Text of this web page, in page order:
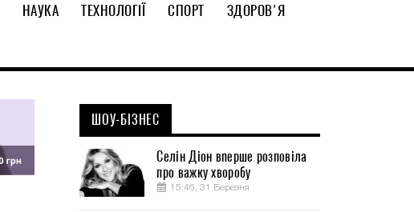
НАУКА ТЕХНОЛОГІЇ СПОРТ
ЗДОРОВ'Я
ШОУ-БІЗНЕС
Селін Діон вперше розповіла
про важку хворобу
15:46, 31 Березня